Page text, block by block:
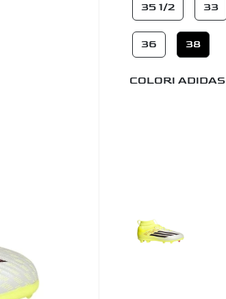
35 1/2
33
36 38
COLORI ADIDAS